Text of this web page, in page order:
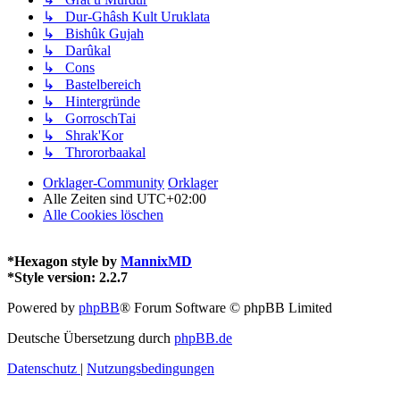
↳ Dur-Ghâsh Kult Uruklata
↳ Bishûk Gujah
↳ Darûkal
↳ Cons
↳ Bastelbereich
↳ Hintergründe
↳ GorroschTai
↳ Shrak'Kor
↳ Thrororbaakal
Orklager-Community Orklager
Alle Zeiten sind UTC+02:00
Alle Cookies löschen
*Hexagon style by MannixMD
*Style version: 2.2.7
Powered by phpBB® Forum Software © phpBB Limited
Deutsche Übersetzung durch phpBB.de
Datenschutz | Nutzungsbedingungen